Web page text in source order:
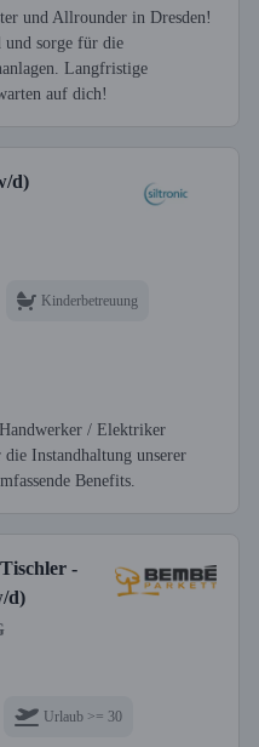
und Allrounder in Dresden!
und sorge für die
Langfristige
auf dich!
d)
Kinderbetreuung
/ Elektriker
Instandhaltung unserer
Benefits.
-
d)
Urlaub >= 30